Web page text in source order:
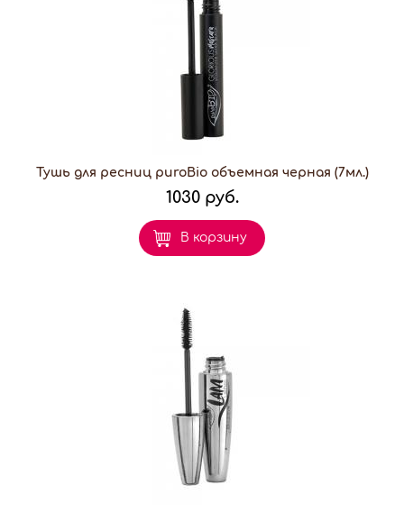
Тушь для ресниц puroBio объемная черная (7мл.)
1030 руб.
В корзину